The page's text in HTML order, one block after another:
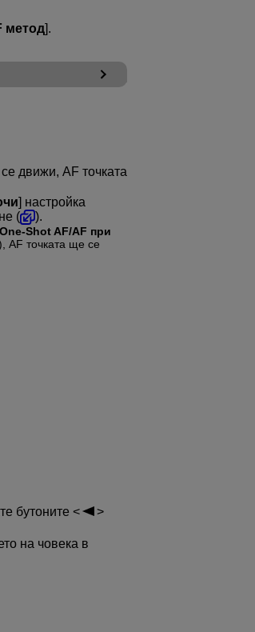
метод].
движи, AF точката
] настройка
( ).
Shot AF/AF при
AF точката ще се
бутоните
на човека в